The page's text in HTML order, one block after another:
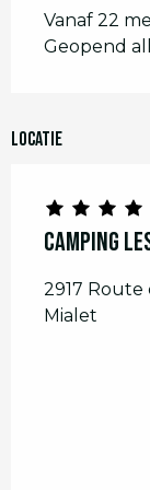
Vanaf 22
Geopend
Locatie
Camping
2917 Route
Mialet